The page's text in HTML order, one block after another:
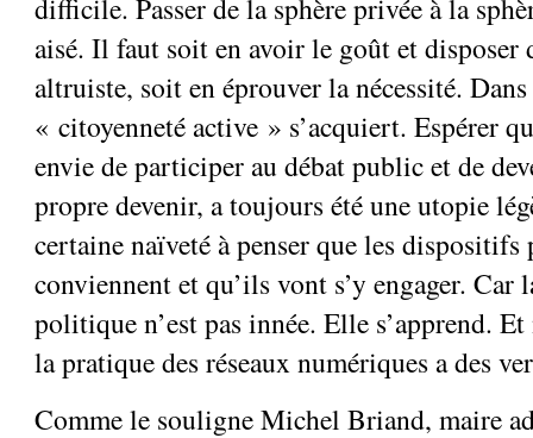
difficile. Passer de la sphère privée à la
aisé. Il faut soit en avoir le goût et disposer
altruiste, soit en éprouver la nécessité.
« citoyenneté active » s’acquiert. Espérer
envie de participer au débat public et de
propre devenir, a toujours été une utopie
certaine naïveté à penser que les dispositifs
conviennent et qu’ils vont s’y engager.
politique n’est pas innée. Elle s’apprend.
la pratique des réseaux numériques a des
Comme le souligne Michel Briand, maire